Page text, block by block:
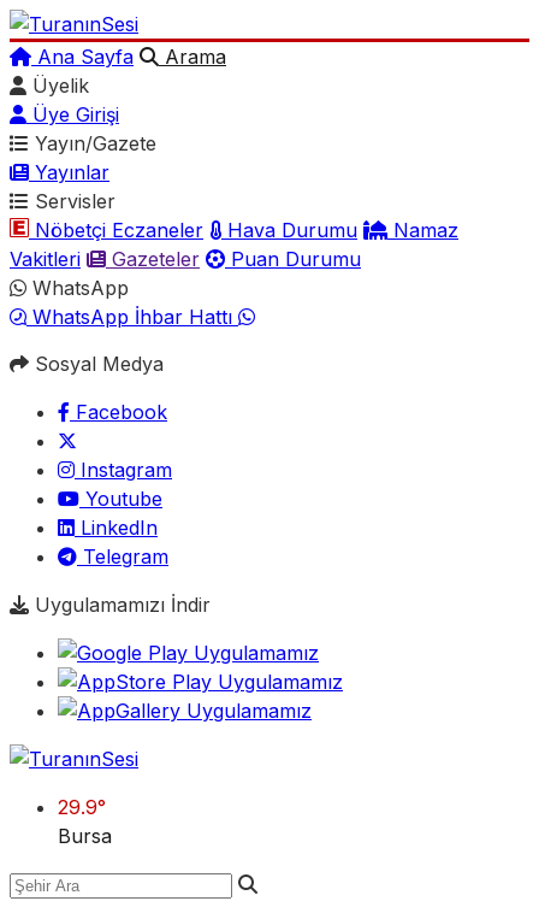
Ana Sayfa
Arama
Üyelik
Üye Girişi
Yayın/Gazete
Yayınlar
Servisler
Nöbetçi Eczaneler
Hava Durumu
Namaz
Vakitleri
Gazeteler
Puan Durumu
WhatsApp
WhatsApp İhbar Hattı
Sosyal Medya
Facebook
Instagram
Youtube
LinkedIn
Telegram
Uygulamamızı İndir
29.9°
Bursa